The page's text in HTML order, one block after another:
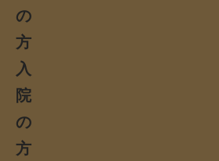
の
方
入
院
の
方